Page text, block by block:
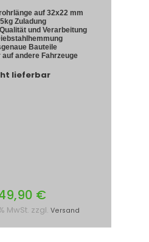
auf 32x22 mm
Zuladung
und Verarbeitung
Bauteile
auf andere Fahrzeuge
lieferbar
€
MwSt. zzgl. Versand